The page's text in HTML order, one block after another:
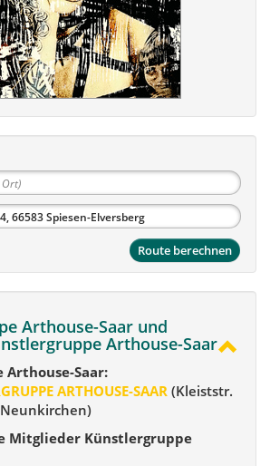
Route berechnen
Arthouse-Saar und
Arthouse-Saar
Saar:
ARTHOUSE-SAAR (Kleiststr.
Mitglieder Künstlergruppe